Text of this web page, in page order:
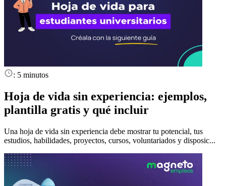
: 5 minutos
Hoja de vida sin experiencia: ejemplos,
plantilla gratis y qué incluir
Una hoja de vida sin experiencia debe mostrar tu potencial, tus
estudios, habilidades, proyectos, cursos, voluntariados y disposic...